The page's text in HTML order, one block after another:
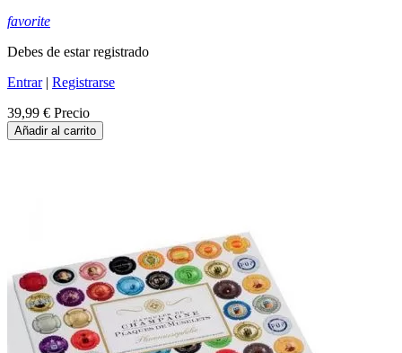
favorite
Debes de estar registrado
Entrar| Registrarse
39,99 € Precio
Añadir al carrito